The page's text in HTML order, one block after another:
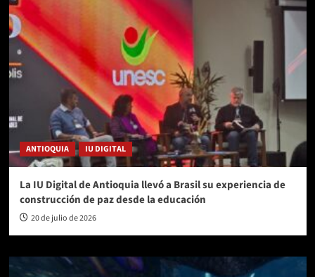
ANTIOQUIA IU DIGITAL
La IU Digital de Antioquia llevó a Brasil su experiencia de
construcción de paz desde la educación
20 de julio de 2026